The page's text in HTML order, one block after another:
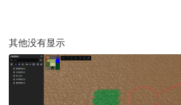
其他没有显示